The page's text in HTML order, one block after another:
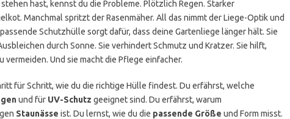
hast, kennst du die Probleme. Plötzlich Regen. Starker
Manchmal spritzt der Rasenmäher. All das nimmt der Liege-Optik und
Schutzhülle sorgt dafür, dass deine Gartenliege länger hält. Sie
durch Sonne. Sie verhindert Schmutz und Kratzer. Sie hilft,
Und sie macht die Pflege einfacher.
für Schritt, wie du die richtige Hülle findest. Du erfährst, welche
und für UV-Schutz geeignet sind. Du erfährst, warum
Staunässe ist. Du lernst, wie du die passende Größe und Form misst.